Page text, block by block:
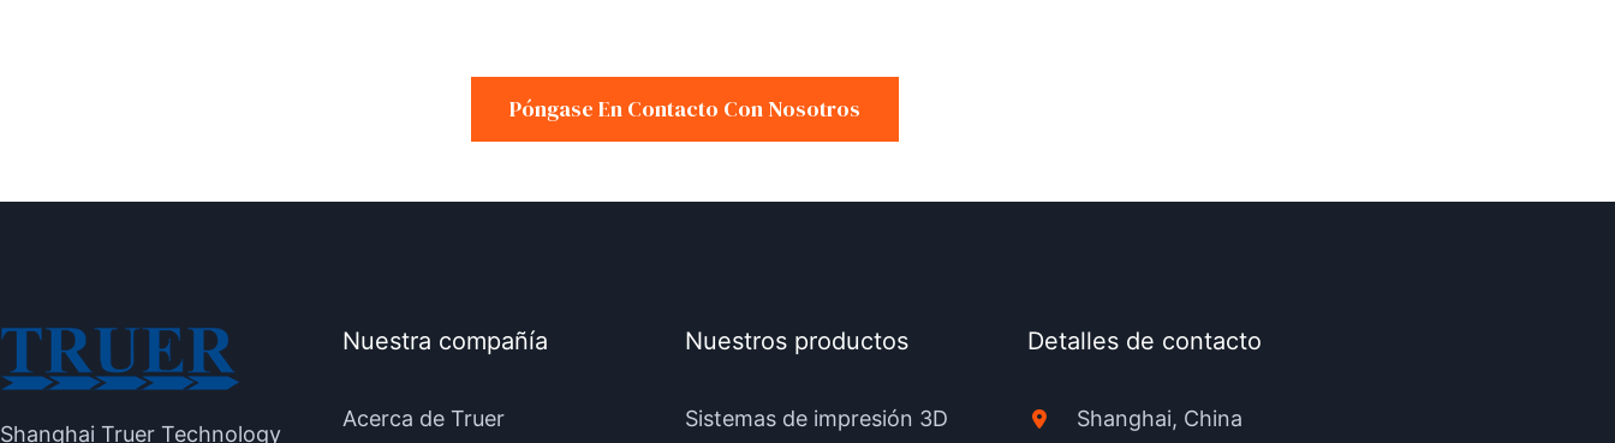
Póngase En Contacto Con Nosotros
Shanghai Truer Technology
Nuestra compañía
Acerca de Truer
Nuestros productos
Sistemas de impresión 3D
Detalles de contacto
Shanghai, China